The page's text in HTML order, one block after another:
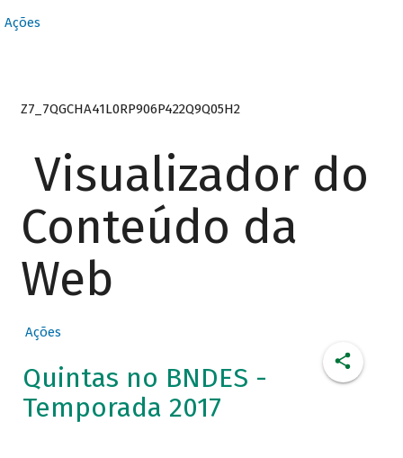
Ações
Z7_7QGCHA41L0RP906P422Q9Q05H2
Visualizador do
Conteúdo da
Web
Ações
Quintas no BNDES -
Temporada 2017